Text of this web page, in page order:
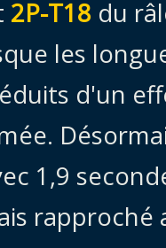
2P-T18 du
les
d'un
1,9
rapproché